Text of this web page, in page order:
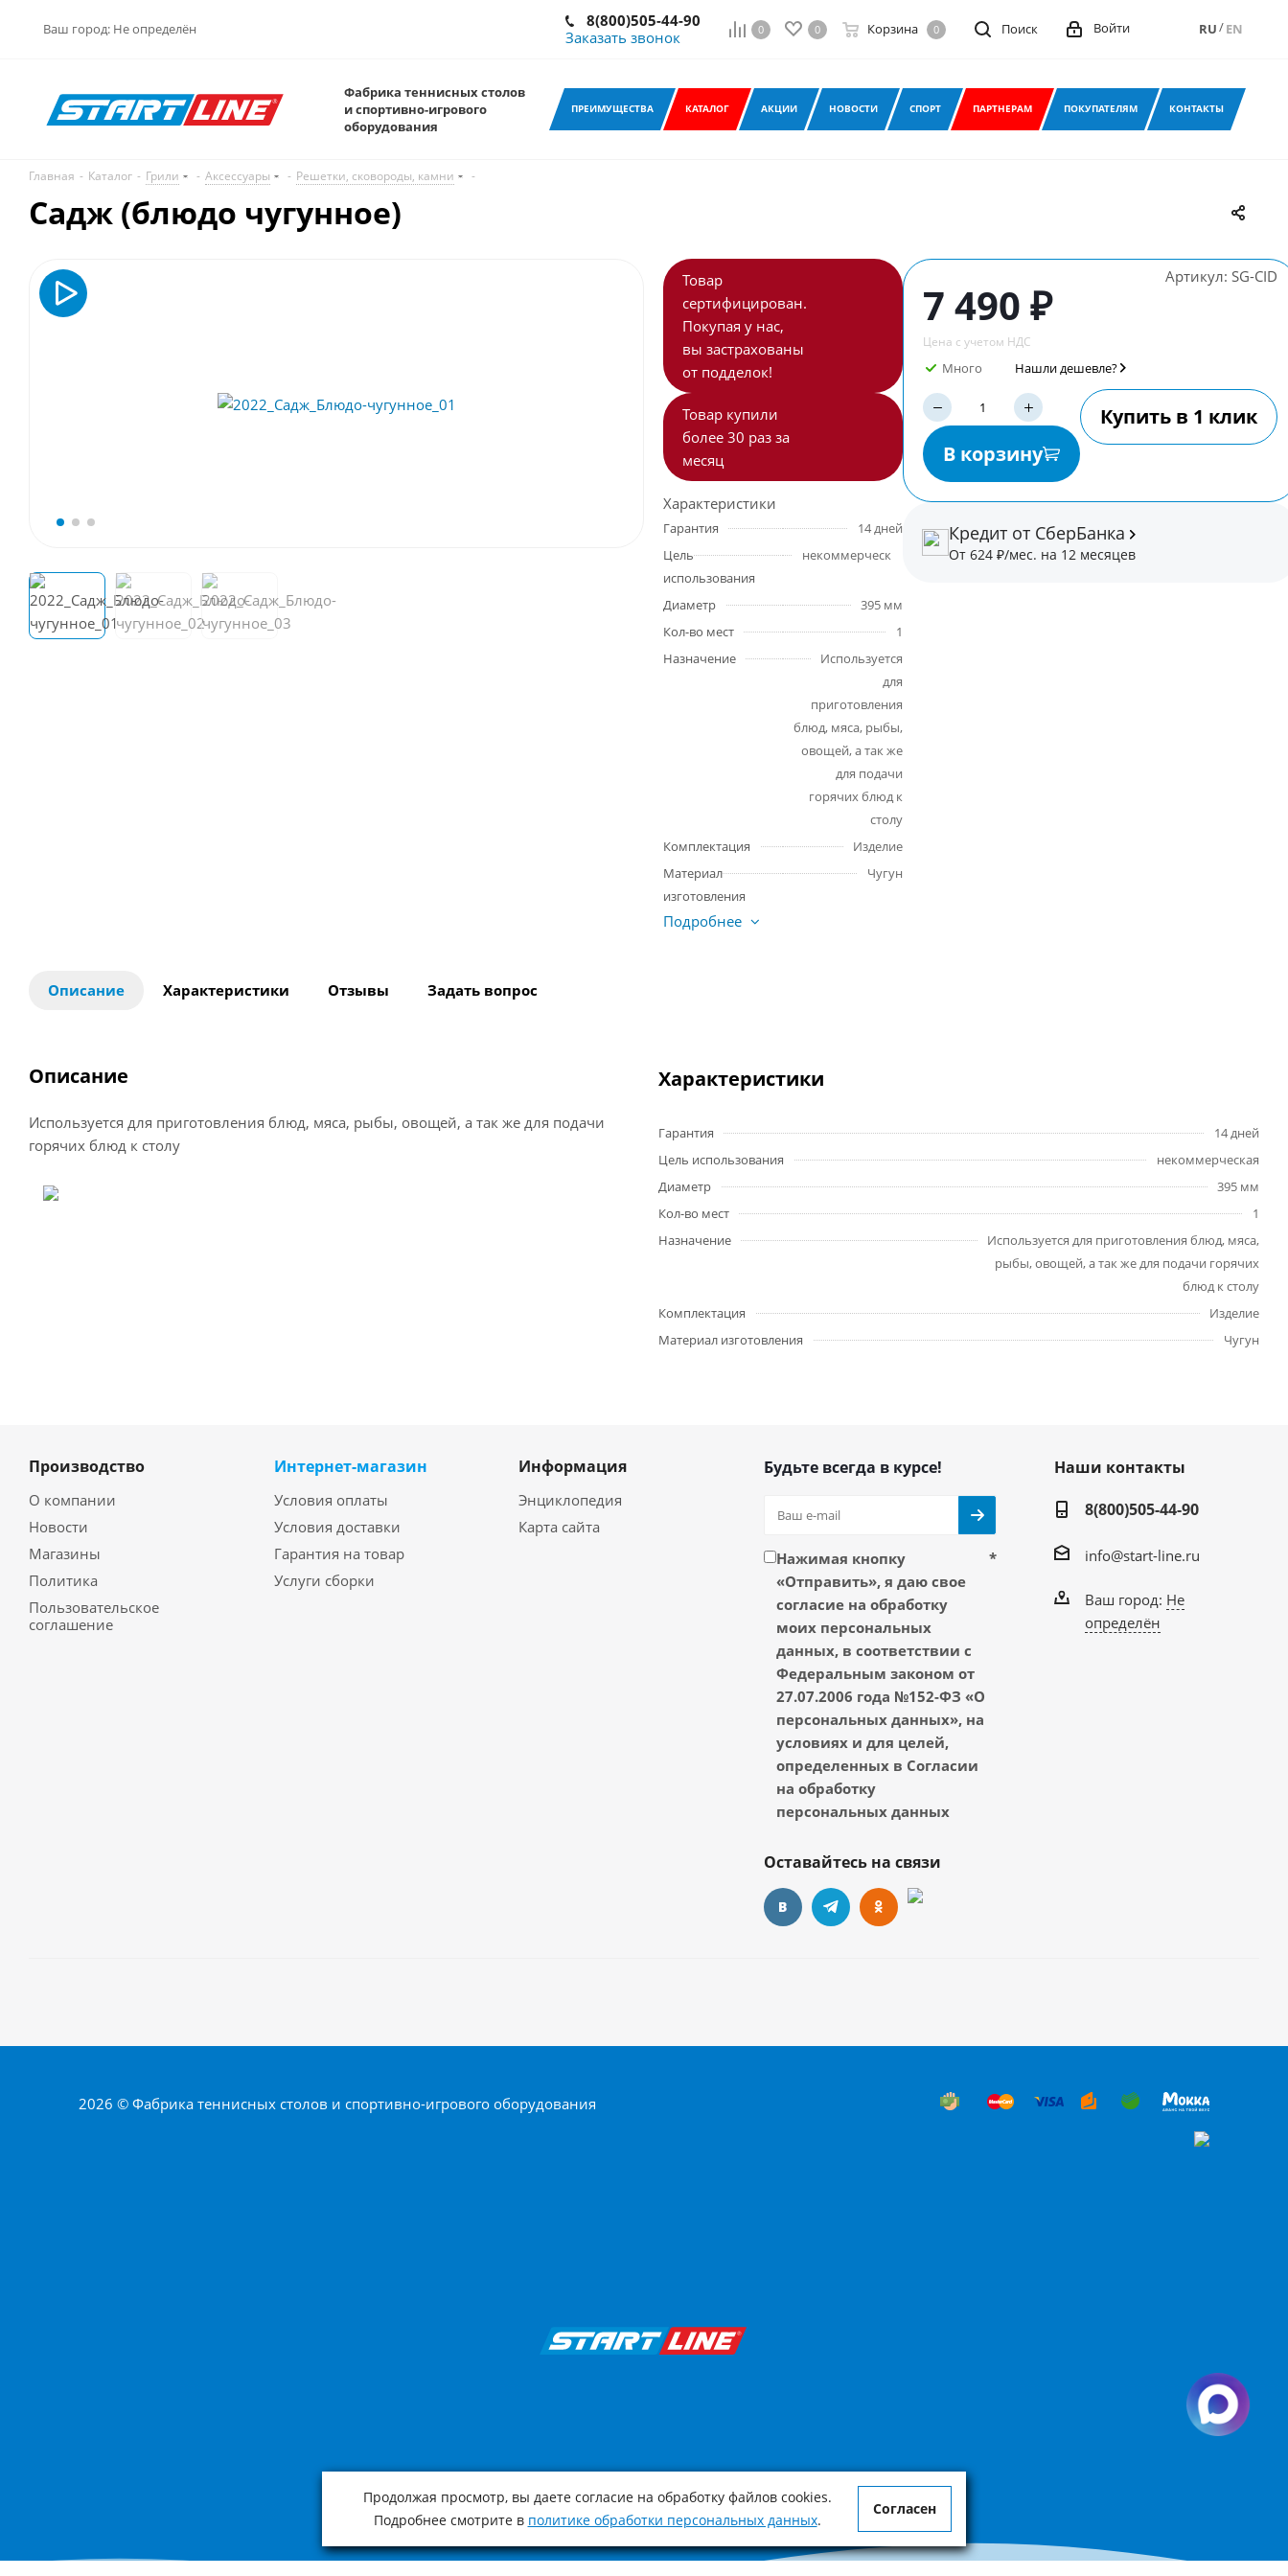
Ваш город: Не определён
8(800)505-44-90
Заказать звонок
0 0 Корзина 0 Поиск Войти RU/EN
Фабрика теннисных столов
и спортивно-игрового
оборудования
ПРЕИМУЩЕСТВА КАТАЛОГ АКЦИИ НОВОСТИ СПОРТ ПАРТНЕРАМ ПОКУПАТЕЛЯМ КОНТАКТЫ
Главная - Каталог - Грили - Аксессуары - Решетки, сковороды, камни -
Садж (блюдо чугунное)
Товар
сертифицирован.
Покупая у нас,
вы застрахованы
от подделок!
Товар купили
более 30 раз за
месяц
Характеристики
Гарантия
14 дней
Цель
использования
Диаметр
395 мм
Кол-во мест
1
Назначение
Используется
для
приготовления
блюд, мяса, рыбы,
овощей, а так же
для подачи
горячих блюд к
столу
Комплектация
Изделие
Материал
изготовления
Чугун
Подробнее
Артикул: SG-CID
7 490 ₽
Цена с учетом НДС
Много Нашли дешевле?
В корзину
Купить в 1 клик
Кредит от СберБанка
От 624 ₽/мес. на 12 месяцев
Описание Характеристики Отзывы Задать вопрос
Описание
Используется для приготовления блюд, мяса, рыбы, овощей, а так же для подачи
горячих блюд к столу
Характеристики
Гарантия
14 дней
Цель использования
некоммерческая
Диаметр
395 мм
Кол-во мест
1
Назначение
Используется для приготовления блюд, мяса,
рыбы, овощей, а так же для подачи горячих
блюд к столу
Комплектация
Изделие
Материал изготовления
Чугун
Производство
О компании
Новости
Магазины
Политика
Пользовательское
соглашение
Интернет-магазин
Условия оплаты
Условия доставки
Гарантия на товар
Услуги сборки
Информация
Энциклопедия
Карта сайта
Будьте всегда в курсе!
Нажимая кнопку
«Отправить», я даю свое
согласие на обработку
моих персональных
данных, в соответствии с
Федеральным законом от
27.07.2006 года №152-ФЗ «О
персональных данных», на
условиях и для целей,
определенных в Согласии
на обработку
персональных данных
*
Оставайтесь на связи
Наши контакты
8(800)505-44-90
info@start-line.ru
Ваш город: Не
определён
2026 © Фабрика теннисных столов и спортивно-игрового оборудования
Продолжая просмотр, вы даете согласие на обработку файлов cookies.
Подробнее смотрите в политике обработки персональных данных.
Согласен